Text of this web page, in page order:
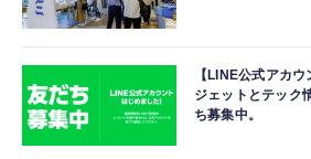
【LINE公式アカ
ジェットとテック
ち募集中。